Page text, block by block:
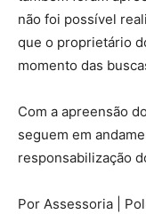
não foi possível
que o proprietário
momento das
Com a apreensão
seguem em
responsabilização
Por Assessoria |